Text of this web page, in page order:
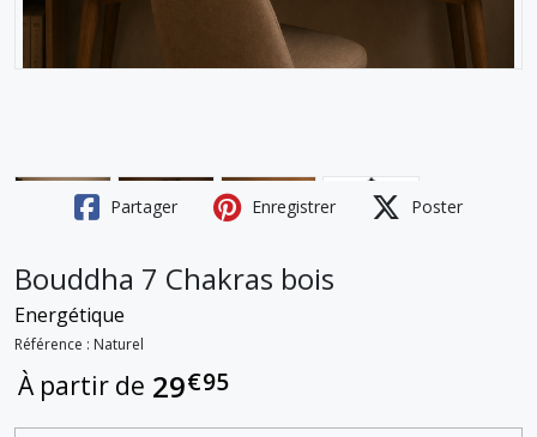
Partager Enregistrer Poster
Bouddha 7 Chakras bois
Energétique
Référence : Naturel
À partir de 29€95